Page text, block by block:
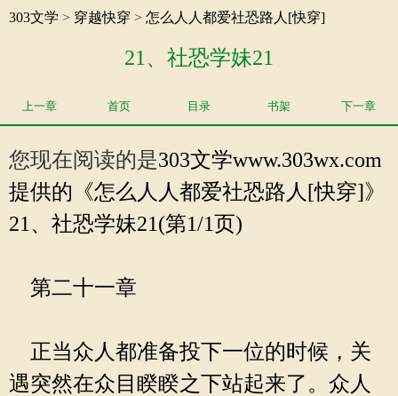
303文学 > 穿越快穿 > 怎么人人都爱社恐路人[快穿]
21、社恐学妹21
上一章 首页 目录 书架 下一章
您现在阅读的是303文学www.303wx.com
提供的《怎么人人都爱社恐路人[快穿]》
21、社恐学妹21(第1/1页)
第二十一章
正当众人都准备投下一位的时候，关
遇突然在众目睽睽之下站起来了。众人